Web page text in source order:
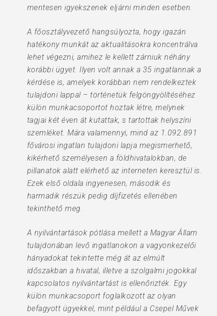
mentesen igyekszenek eljárni minden esetben.
A főosztályvezető hangsúlyozta, hogy igazán
hatékony munkát az aktualitásokra koncentrálva
lehet végezni, amihez le kellett zárniuk néhány
korábbi ügyet. Ilyen volt annak a 35 ingatlannak a
kérdése is, amelyek korábban nem rendelkeztek
tulajdoni lappal – történetük felgöngyölítéséhez
külön munkacsoportot hoztak létre, melynek
tagjai két éven át kutattak, s tartottak helyszíni
szemléket. Mára valamennyi, mind az 1.092.891
fővárosi ingatlan tulajdoni lapja megismerhető,
kikérhető személyesen a földhivatalokban, de
pillanatok alatt elérhető az interneten keresztül is.
Ezek első oldala ingyenesen, második és
harmadik részük pedig díjfizetés ellenében
tekinthető meg.
A nyilvántartások pótlása mellett a Magyar Állam
tulajdonában levő ingatlanokon a vagyonkezelői
hányadokat tekintette még át az elmúlt
időszakban a hivatal, illetve a szolgalmi jogokkal
kapcsolatos nyilvántartást is ellenőrizték. Egy
külön munkacsoport foglalkozott az olyan
befagyott ügyekkel, mint például a Csepel Művek